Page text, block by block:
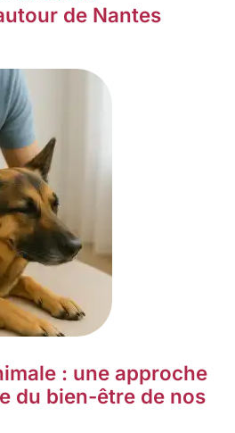
de Nantes
: une approche
du bien-être de nos